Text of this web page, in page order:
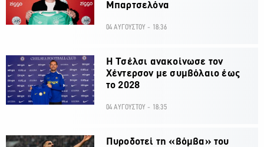
Μπαρτσελόνα
04 ΑΥΓΟΥΣΤΟΥ - 18:36
H Τσέλσι ανακοίνωσε τον
Χέντερσον με συμβόλαιο έως
το 2028
04 ΑΥΓΟΥΣΤΟΥ - 18:35
Πυροδοτεί τη «βόμβα» του